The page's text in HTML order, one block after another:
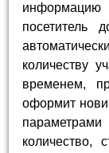
посетитель
количеству
временем,
оформит
количество,